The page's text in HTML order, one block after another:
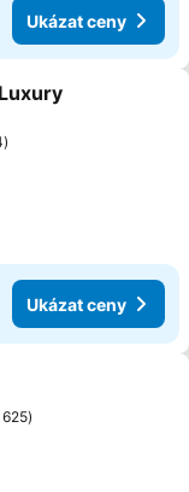
Ukázat ceny
oblíbených
Ukázat ceny
oblíbených
625